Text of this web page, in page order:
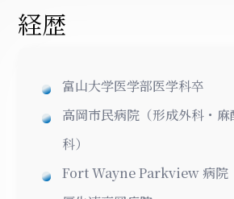
経歴
富山大学医学部医学科卒
高岡市民病院（形成外科・
科）
Fort Wayne Parkview 病院